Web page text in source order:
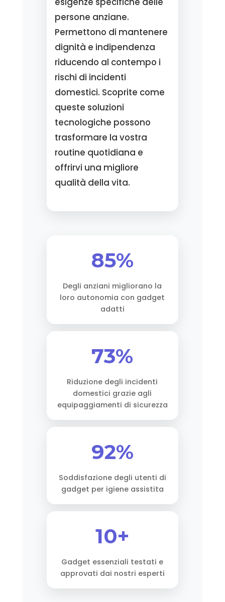
persone anziane.
Permettono di mantenere
dignità e indipendenza
riducendo al contempo i
rischi di incidenti
domestici. Scoprite come
queste soluzioni
tecnologiche possono
trasformare la vostra
routine quotidiana e
offrirvi una migliore
qualità della vita.
85%
Degli anziani migliorano la
loro autonomia con gadget
adatti
73%
Riduzione degli incidenti
domestici grazie agli
equipaggiamenti di sicurezza
92%
Soddisfazione degli utenti di
gadget per igiene assistita
10+
Gadget essenziali testati e
approvati dai nostri esperti